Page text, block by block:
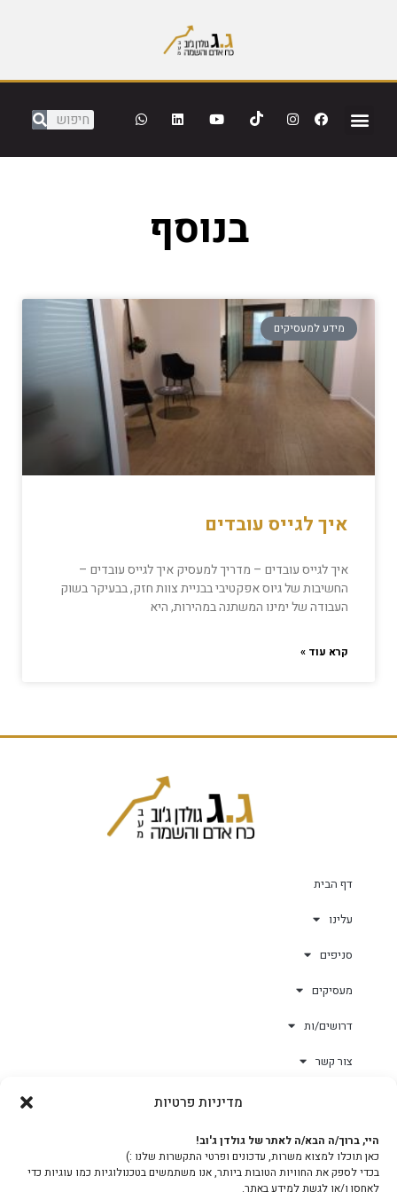
מדיניות פרטיות
היי, ברוך/ה הבא/ה לאתר של גולדן ג'וב!
כאן תוכלו למצוא משרות, עדכונים ופרטי התקשרות שלנו :)
בכדי לספק את החוויות הטובות ביותר, אנו משתמשים בטכנולוגיות כמו עוגיות כדי
לאחסן ו/או לגשת למידע באתר.
בנוסף
מידע למעסיקים
איך לגייס עובדים
איך לגייס עובדים – מדריך למעסיק איך לגייס עובדים –
החשיבות של גיוס אפקטיבי בבניית צוות חזק, בבעיקר בשוק
העבודה של ימינו המשתנה במהירות, היא
קרא עוד »
דף הבית
עלינו
סניפים
מעסיקים
דרושים/ות
צור קשר
צוות